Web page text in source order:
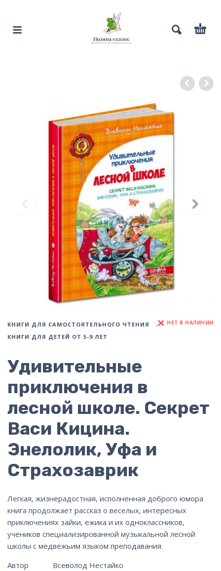
КНИГИ ДЛЯ САМОСТОЯТЕЛЬНОГО ЧТЕНИЯ
КНИГИ ДЛЯ ДЕТЕЙ ОТ 5-9 ЛЕТ
НЕТ В НАЛИЧИИ
Удивительные
приключения в
лесной школе. Секрет
Васи Кицина.
Энелолик, Уфа и
Страхозаврик
Легкая, жизнерадостная, исполненная доброго юмора
книга продолжает рассказ о веселых, интересных
приключениях зайки, ежика и их одноклассников,
учеников специализированной музыкальной лесной
школы с медвежьим языком преподавания.
Автор
Всеволод Нестайко